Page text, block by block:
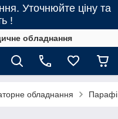
Уточнюйте ціну та
!
обладнання
обладнання